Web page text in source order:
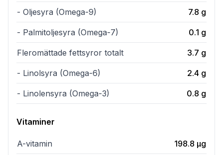
- Oljesyra (Omega-9) 7.8 g
- Palmitoljesyra (Omega-7) 0.1 g
Fleromättade fettsyror totalt 3.7 g
- Linolsyra (Omega-6) 2.4 g
- Linolensyra (Omega-3) 0.8 g
Vitaminer
A-vitamin 198.8 µg